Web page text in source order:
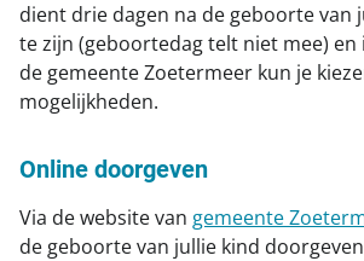
Agenda
dient drie dagen na de geboorte van
te zijn (geboortedag telt niet mee) en
de gemeente Zoetermeer kun je
mogelijkheden.
Online doorgeven
Via de website van gemeente
de geboorte van jullie kind